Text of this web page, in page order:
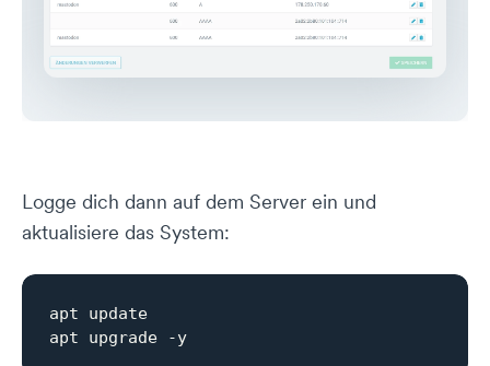
Logge dich dann auf dem Server ein und
aktualisiere das System:
apt update